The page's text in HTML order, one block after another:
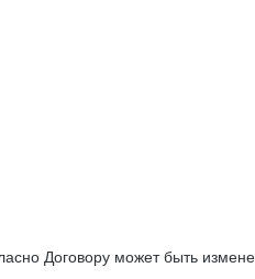
Договору может быть